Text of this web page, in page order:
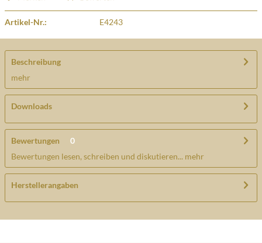
Artikel-Nr.: E4243
Beschreibung
mehr
Downloads
Bewertungen
0
Bewertungen lesen, schreiben und diskutieren... mehr
Herstellerangaben